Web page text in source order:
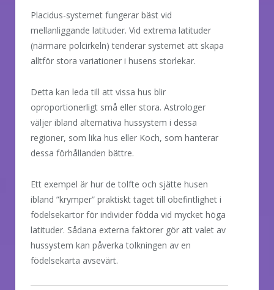
Placidus-systemet fungerar bäst vid
mellanliggande latituder. Vid extrema latituder
(närmare polcirkeln) tenderar systemet att skapa
alltför stora variationer i husens storlekar.
Detta kan leda till att vissa hus blir
oproportionerligt små eller stora. Astrologer
väljer ibland alternativa hussystem i dessa
regioner, som lika hus eller Koch, som hanterar
dessa förhållanden bättre.
Ett exempel är hur de tolfte och sjätte husen
ibland ”krymper” praktiskt taget till obefintlighet i
födelsekartor för individer födda vid mycket höga
latituder. Sådana externa faktorer gör att valet av
hussystem kan påverka tolkningen av en
födelsekarta avsevärt.